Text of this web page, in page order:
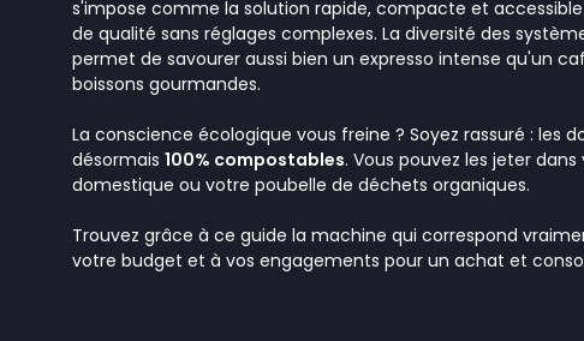
s'impose comme la solution rapide, compacte et
de qualité sans réglages complexes. La diversité des
permet de savourer aussi bien un expresso intense qu'un
boissons gourmandes.
La conscience écologique vous freine ? Soyez rassuré : les
désormais 100% compostables. Vous pouvez les jeter
domestique ou votre poubelle de déchets organiques.
Trouvez grâce à ce guide la machine qui correspond
votre budget et à vos engagements pour un achat et